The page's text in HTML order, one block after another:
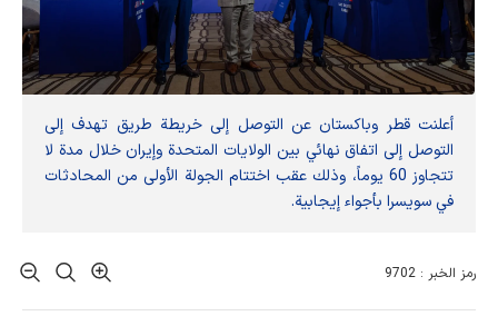
أعلنت قطر وباكستان عن التوصل إلى خريطة طريق تهدف إلى
التوصل إلى اتفاق نهائي بين الولايات المتحدة وإيران خلال مدة لا
تتجاوز 60 يوماً، وذلك عقب اختتام الجولة الأولى من المحادثات
في سويسرا بأجواء إيجابية.
رمز الخبر : 9702